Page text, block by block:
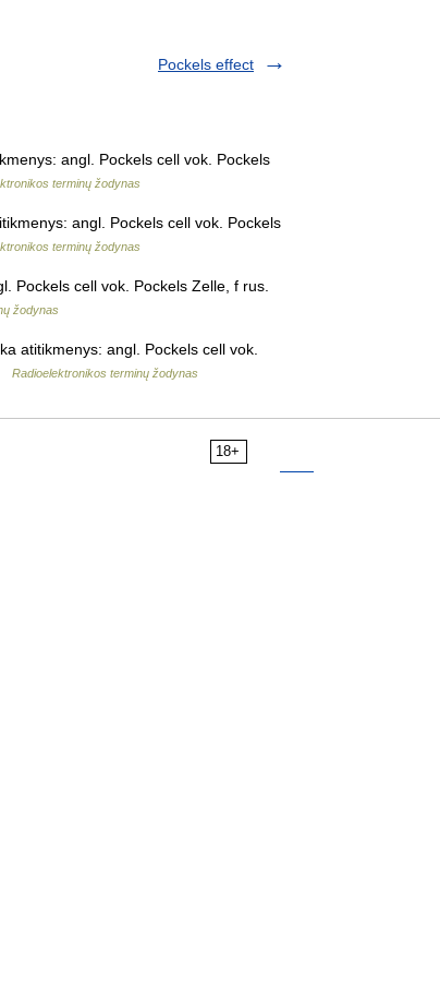
Pockels effect
angl. Pockels cell vok. Pockels
terminų žodynas
angl. Pockels cell vok. Pockels
terminų žodynas
Pockels cell vok. Pockels Zelle, f rus.
žodynas
atitikmenys: angl. Pockels cell vok.
Radioelektronikos terminų žodynas
18+